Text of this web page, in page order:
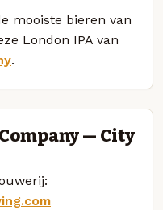
mooiste bieren van
London IPA van
.
— City